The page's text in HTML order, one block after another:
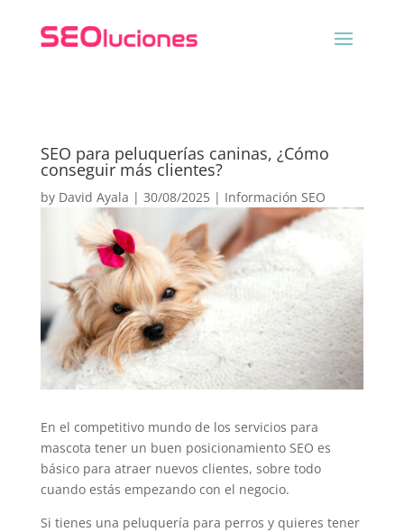
SEO para peluquerías caninas, ¿Cómo
conseguir más clientes?
by David Ayala | 30/08/2025| Información SEO
En el competitivo mundo de los servicios para
mascota tener un buen posicionamiento SEO es
básico para atraer nuevos clientes, sobre todo
cuando estás empezando con el negocio.
Si tienes una peluquería para perros y quieres tener